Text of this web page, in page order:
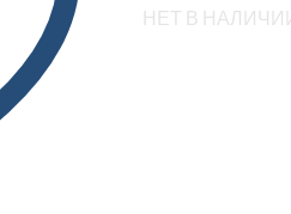
НЕТ В